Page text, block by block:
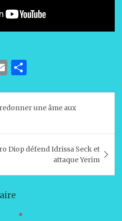
E
ai
l
ta
g
er
une âme aux
Diop défend Idrissa Seck et
attaque Yerim
pas publiée.
avec *